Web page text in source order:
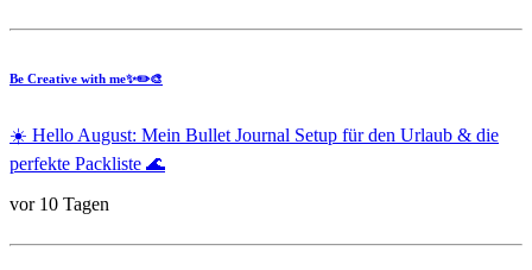
Be Creative with me✨✏️🎨
☀️ Hello August: Mein Bullet Journal Setup für den Urlaub & die
perfekte Packliste 🌊
vor 10 Tagen